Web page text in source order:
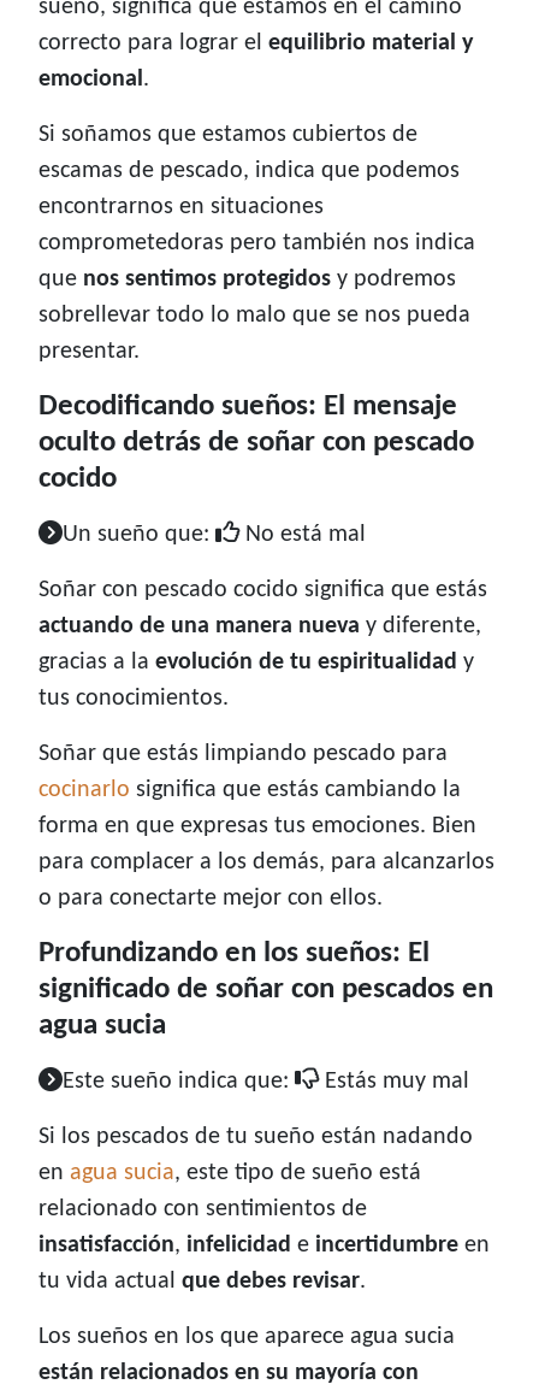
sueño, significa que estamos en el camino
correcto para lograr el equilibrio material y
emocional.
Si soñamos que estamos cubiertos de
escamas de pescado, indica que podemos
encontrarnos en situaciones
comprometedoras pero también nos indica
que nos sentimos protegidos y podremos
sobrellevar todo lo malo que se nos pueda
presentar.
Decodificando sueños: El mensaje
oculto detrás de soñar con pescado
cocido
Un sueño que: No está mal
Soñar con pescado cocido significa que estás
actuando de una manera nueva y diferente,
gracias a la evolución de tu espiritualidad y
tus conocimientos.
Soñar que estás limpiando pescado para
cocinarlo significa que estás cambiando la
forma en que expresas tus emociones. Bien
para complacer a los demás, para alcanzarlos
o para conectarte mejor con ellos.
Profundizando en los sueños: El
significado de soñar con pescados en
agua sucia
Este sueño indica que: Estás muy mal
Si los pescados de tu sueño están nadando
en agua sucia, este tipo de sueño está
relacionado con sentimientos de
insatisfacción, infelicidad e incertidumbre en
tu vida actual que debes revisar.
Los sueños en los que aparece agua sucia
están relacionados en su mayoría con